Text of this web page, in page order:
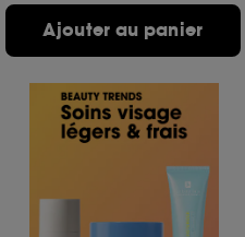
Ajouter au panier